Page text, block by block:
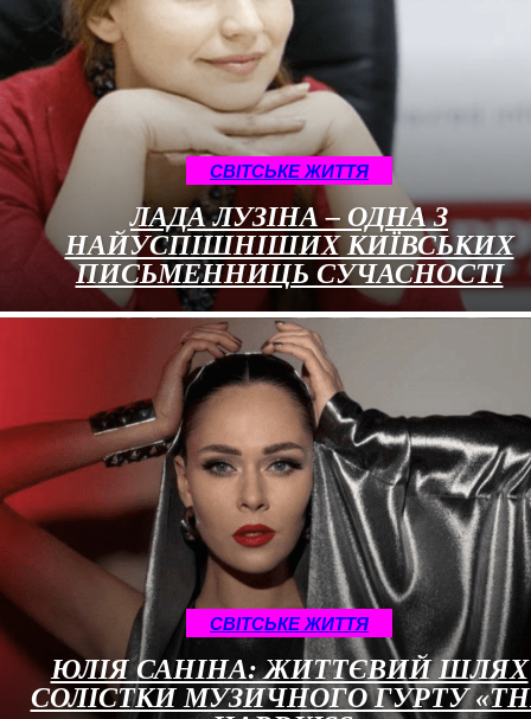
CВІТСЬКЕ ЖИТТЯ
ЛАДА ЛУЗІНА – ОДНА З
НАЙУСПІШНІШИХ КИЇВСЬКИХ
ПИСЬМЕННИЦЬ СУЧАСНОСТІ
CВІТСЬКЕ ЖИТТЯ
ЮЛІЯ САНІНА: ЖИТТЄВИЙ ШЛЯХ
СОЛІСТКИ МУЗИЧНОГО ГУРТУ